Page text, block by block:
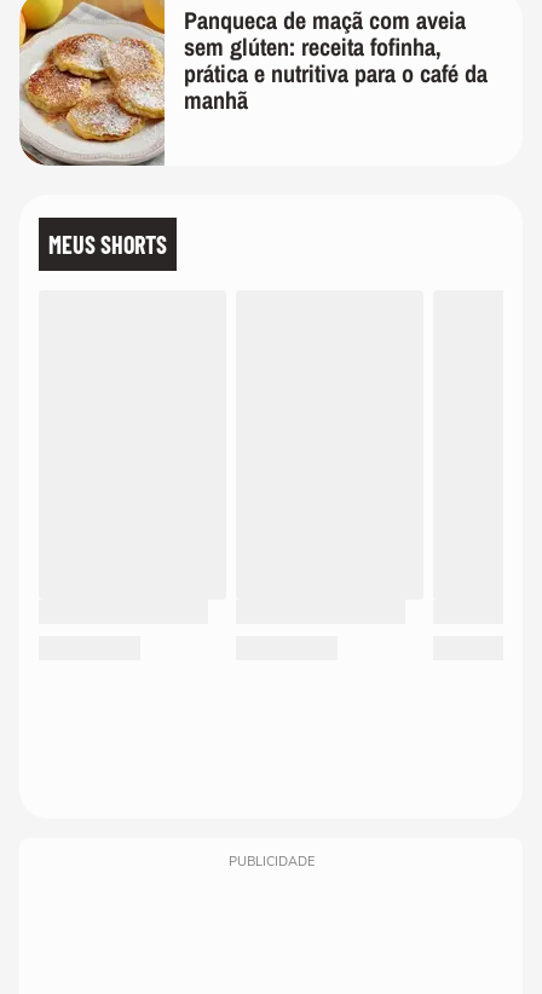
Panqueca de maçã com aveia
sem glúten: receita fofinha,
prática e nutritiva para o café da
manhã
MEUS SHORTS
PUBLICIDADE